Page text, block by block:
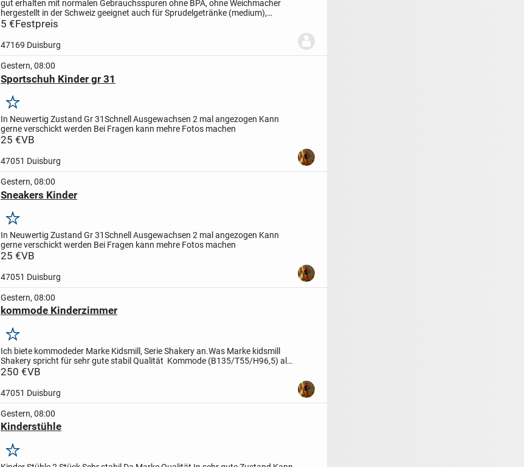
gut erhalten mit normalen Gebrauchsspuren ohne BPA, ohne Weichmacher
hergestellt in der Schweizgeeignet auch für Sprudelgetränke (medium),
auslaufsicher (25 Jahre Garantie v. Hersteller)...
5 €Festpreis
47169 Duisburg
Gestern, 08:00
Sportschuh Kinder gr 31
Merken
In Neuwertig Zustand Gr 31Schnell Ausgewachsen 2 mal angezogen Kann
gerne verschickt werden Bei Fragen kann mehre Fotos machen
25 €VB
47051 Duisburg
Gestern, 08:00
Sneakers Kinder
Merken
In Neuwertig Zustand Gr 31Schnell Ausgewachsen 2 mal angezogen Kann
gerne verschickt werden Bei Fragen kann mehre Fotos machen
25 €VB
47051 Duisburg
Gestern, 08:00
kommode Kinderzimmer
Merken
Ich biete kommodeder Marke Kidsmill, Serie Shakery an.Was Marke kidsmill
Shakery spricht für sehr gute stabil Qualität Kommode (B135/T55/H96,5) als
Wickeltisch.
250 €VB
47051 Duisburg
Gestern, 08:00
Kinderstühle
Merken